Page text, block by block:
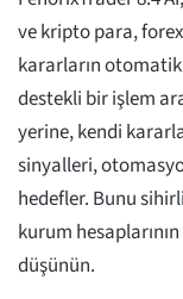
ve kripto para,
kararların
destekli bir işlem
yerine, kendi
sinyalleri,
hedefler. Bunu
kurum
düşünün.